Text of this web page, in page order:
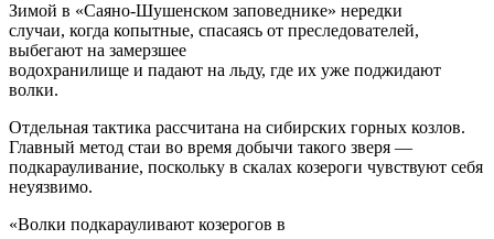
Зимой в «Саяно-Шушенском заповеднике» нередки
случаи, когда копытные, спасаясь от преследователей,
выбегают на замерзшее
водохранилище и падают на льду, где их уже поджидают
волки.
Отдельная тактика рассчитана на сибирских горных козлов.
Главный метод стаи во время добычи такого зверя —
подкарауливание, поскольку в скалах козероги чувствуют себя
неуязвимо.
«Волки подкарауливают козерогов в